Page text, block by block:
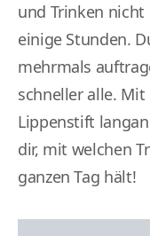
und Trinken
einige Stunden.
mehrmals
schneller alle.
Lippenstift
dir, mit welchen
ganzen Tag hält!